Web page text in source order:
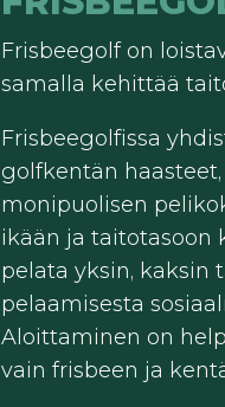
Frisbeegolf on
samalla kehittää
Frisbeegolfissa
golfkentän
monipuolisen
ikään ja taitotasoon
pelata yksin, kaksin
pelaamisesta
Aloittaminen on
vain frisbeen ja